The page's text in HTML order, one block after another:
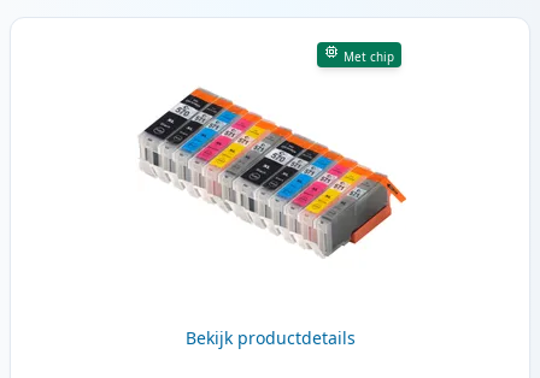
Producten
Met chip
Bekijk productdetails